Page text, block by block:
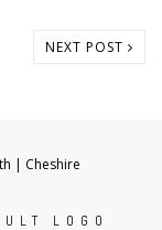
NEXT POST